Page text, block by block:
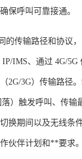
保呼叫可靠接通。
的传输路径和协议
IP/IMS、通过 4G/5G
2G/3G）传输路径
）触发呼叫、传输
换期间以及无线条
伙伴计划和**要求。